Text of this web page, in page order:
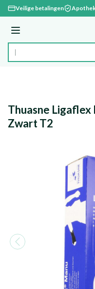
Ga naar de inhoud
Veilige betalingen
Menu
Product, merk,
Thuasne Ligaflex
Zwart T2